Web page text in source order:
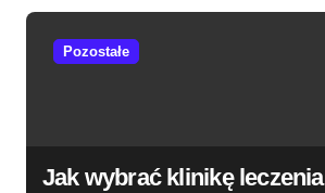
Pozostałe
Jak wybrać klinikę leczenia